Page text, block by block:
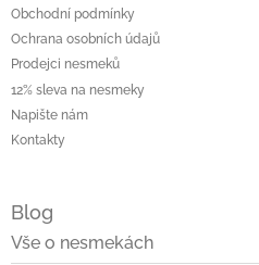
Obchodní podmínky
Ochrana osobních údajů
Prodejci nesmeků
12% sleva na nesmeky
Napište nám
Kontakty
Blog
Vše o nesmekách